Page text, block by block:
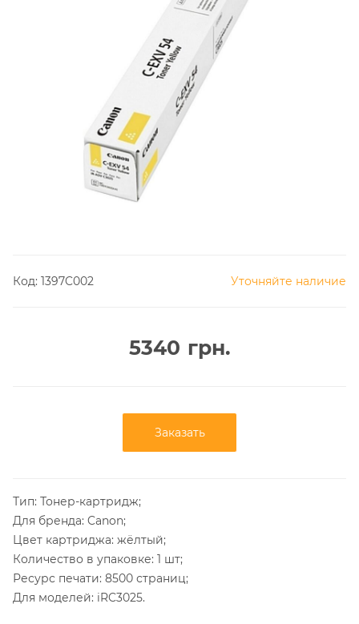
Код: 1397C002 Уточняйте наличие
5340 грн.
Заказать
Тип: Тонер-картридж;
Для бренда: Canon;
Цвет картриджа: жёлтый;
Количество в упаковке: 1 шт;
Ресурс печати: 8500 страниц;
Для моделей: iRC3025.